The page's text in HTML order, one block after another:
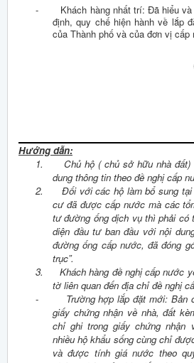
-
Khách hàng nhất trí: Đã hiểu
định, quy chế hiện hành về lắp
của Thành phố và của đơn vị cấp
Hướng dẫn:
1.
Chủ hộ ( chủ sở hữu nhà
dung thông tin theo đề nghị cấp
2.
Đối với các hộ làm bổ sung
cư đã được cấp nước mà các
tư đường ống dịch vụ thì phải có
diện đầu tư ban đầu với nội
đường ống cấp nước, đã đóng
trục”.
3.
Khách hàng đề nghị cấp nước
tờ liên quan đến địa chỉ đề nghị
-
Trường hợp lắp đặt mới: Bản
giấy chứng nhận về nhà, đất
chỉ ghi trong giấy chứng nhận
nhiều hộ khẩu sống cùng chỉ
và được tính giá nước theo